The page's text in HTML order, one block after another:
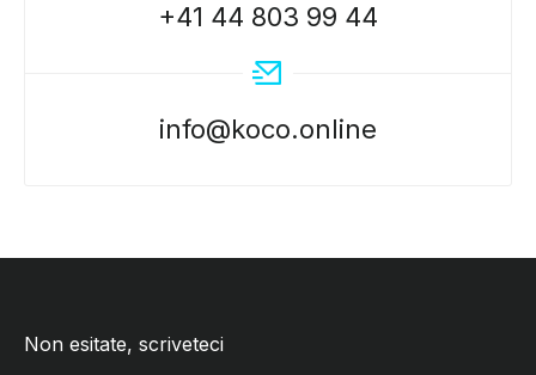
+41 44 803 99 44
info@koco.online
Non esitate, scriveteci